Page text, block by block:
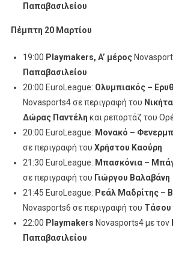
Παπαβασιλείου
Πέμπτη 20 Μαρτίου
19:00 Playmakers, A’ μέρος
Παπαβασιλείου
20:00 EuroLeague: Ολυμπιακός –
Novasports4 σε περιγραφή του
Δώρας Παντέλη και ρεπορτάζ του
20:00 EuroLeague: Μονακό –
σε περιγραφή του Χρήστου Καούρη
21:30 EuroLeague: Μπασκόνια –
σε περιγραφή του Γιώργου Βαλαβάνη
21:45 EuroLeague: Ρεάλ Μαδρίτης –
Novasports6 σε περιγραφή του Τάσου
22:00 Playmakers Novasports4 με τον
Παπαβασιλείου